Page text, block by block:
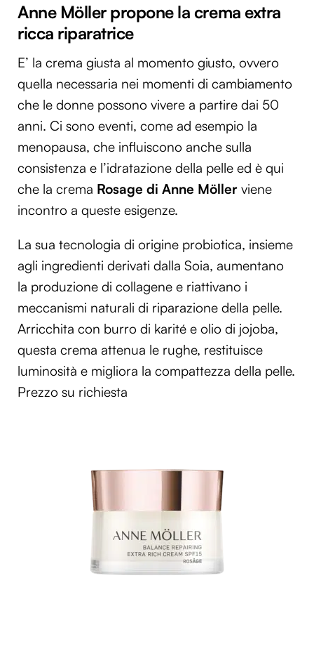
Anne Möller propone la crema extra
ricca riparatrice
E’ la crema giusta al momento giusto, ovvero
quella necessaria nei momenti di cambiamento
che le donne possono vivere a partire dai 50
anni. Ci sono eventi, come ad esempio la
menopausa, che influiscono anche sulla
consistenza e l’idratazione della pelle ed è qui
che la crema Rosage di Anne Möller viene
incontro a queste esigenze.
La sua tecnologia di origine probiotica, insieme
agli ingredienti derivati dalla Soia, aumentano
la produzione di collagene e riattivano i
meccanismi naturali di riparazione della pelle.
Arricchita con burro di karité e olio di jojoba,
questa crema attenua le rughe, restituisce
luminosità e migliora la compattezza della pelle.
Prezzo su richiesta